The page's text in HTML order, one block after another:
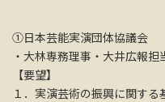
①日本芸能実演団体協議会
・大林専務理事・大井広報担
【要望】
１．実演芸術の振興に関す